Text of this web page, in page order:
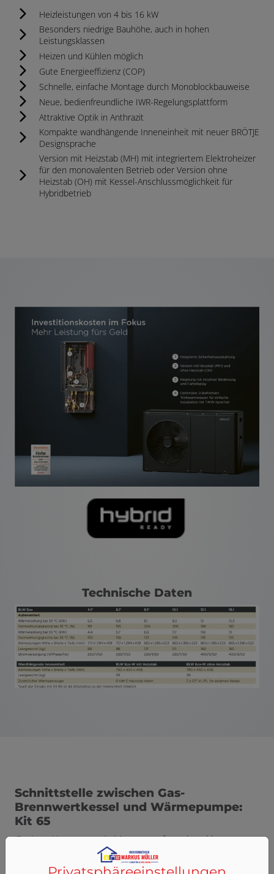
Heizleistungen von 4 bis 16 kW
Besonders niedrige Bauhöhe, auch in hohen
Leistungsklassen
Heizen und Kühlen möglich
Gute Energieeffizienz (COP)​​
Schnelle, einfache Montage durch Monoblockbauweise
Neue, bedienfreundliche IWR-Regelungsplattform
Attraktive Optik in Anthrazit
Kompakte wandhängende Inneneinheit mit neuer BRÖTJE
Designsprache
Version mit Heizstab (MH) mit integriertem Elektroheizer
für den monovalenten Betrieb oder Version ohne
Heizstab (OH) mit Kessel-Anschlussmöglichkeit für
Hybridbetrieb
Technische Daten
Schnittstelle zwischen Gas-
Brennwertkessel und Wärmepumpe:
Kit 65
Geringe Kosten, wenig Montageaufwand und kaum
zusätzlicher Platzbedarf: Mit dem Kit 65 wird der
Gas-Brennwertkessel in nur 30 Minuten hybridfähig. Die